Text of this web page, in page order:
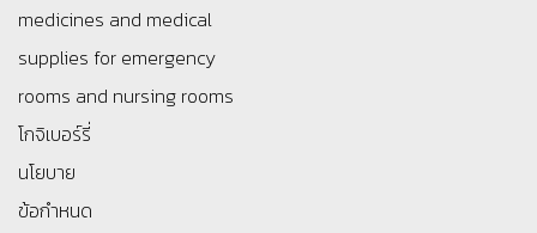
medicines and medical
supplies for emergency
rooms and nursing rooms
โกจิเบอร์รี่
นโยบาย
ข้อกำหนด